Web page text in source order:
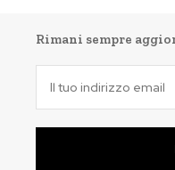
Rimani sempre